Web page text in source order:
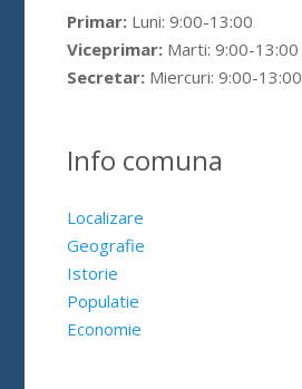
Primar:Luni: 9:00-13:00
Viceprimar:Marti: 9:00-13:00
Secretar:Miercuri: 9:00-13:00
Info comuna
Localizare
Geografie
Istorie
Populatie
Economie